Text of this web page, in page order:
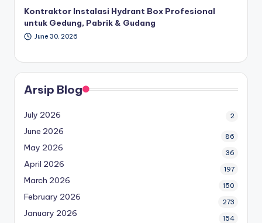
Kontraktor Instalasi Hydrant Box Profesional
untuk Gedung, Pabrik & Gudang
June 30, 2026
Arsip Blog
July 2026 2
June 2026 86
May 2026 36
April 2026 197
March 2026 150
February 2026 273
January 2026 154